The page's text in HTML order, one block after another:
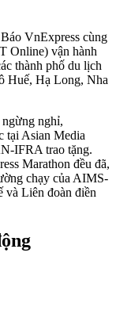
VnExpress cùng
Online) vận hành
thành phố du lịch
Huế, Hạ Long, Nha
nghỉ,
tại Asian Media
IFRA trao tặng.
Marathon đều đã,
chạy của AIMS-
và Liên đoàn điền